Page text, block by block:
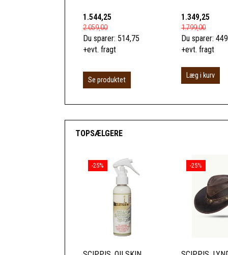
1.544,25
2.059,00
Du sparer: 514,75
+evt. fragt
Se produktet
1.349,25
1.799,00
Du sparer:
+evt. fragt
Læg i kurv
TOPSÆLGERE
-25% -25%